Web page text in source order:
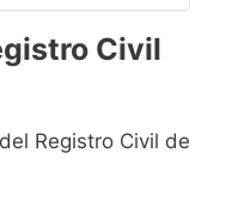
Civil
Registro Civil de